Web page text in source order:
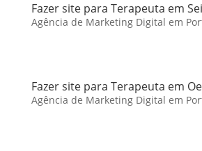
Fazer site para Terapeuta em
Agência de Marketing Digital em
Fazer site para Terapeuta em
Agência de Marketing Digital em